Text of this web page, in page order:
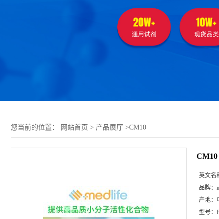
您当前的位置： 网站首页 > 产品展厅 >CM10
CM10
英文名
品牌：
产地：
型号：